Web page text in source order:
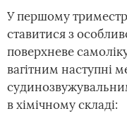
У першому
ставитися з
поверхневе
вагітним наступні
в хімічному складі: